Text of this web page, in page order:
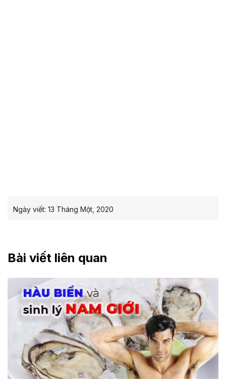
Ngày viết: 13 Tháng Một, 2020
Bài viết liên quan